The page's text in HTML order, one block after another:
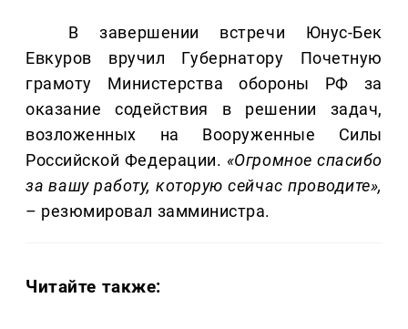
В завершении встречи Юнус-Бек
Евкуров вручил Губернатору Почетную
грамоту Министерства обороны РФ за
оказание содействия в решении задач,
возложенных на Вооруженные Силы
Российской Федерации. «Огромное спасибо
за вашу работу, которую сейчас проводите»,
– резюмировал замминистра.
Читайте также: